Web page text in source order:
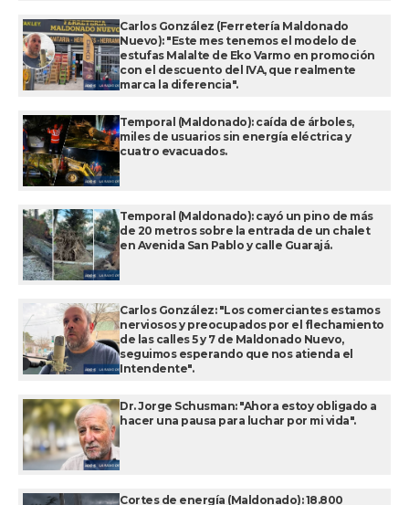
Carlos González (Ferretería Maldonado
Nuevo): "Este mes tenemos el modelo de
estufas Malalte de Eko Varmo en promoción
con el descuento del IVA, que realmente
marca la diferencia".
Temporal (Maldonado): caída de árboles,
miles de usuarios sin energía eléctrica y
cuatro evacuados.
Temporal (Maldonado): cayó un pino de más
de 20 metros sobre la entrada de un chalet
en Avenida San Pablo y calle Guarajá.
Carlos González: "Los comerciantes estamos
nerviosos y preocupados por el flechamiento
de las calles 5 y 7 de Maldonado Nuevo,
seguimos esperando que nos atienda el
Intendente".
Dr. Jorge Schusman: "Ahora estoy obligado a
hacer una pausa para luchar por mi vida".
Cortes de energía (Maldonado): 18.800